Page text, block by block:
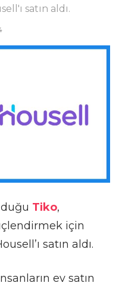
satın aldı.
Tiko,
için
satın aldı.
ev satın